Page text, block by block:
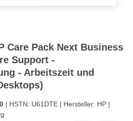
Care Pack Next Business
Support -
- Arbeitszeit und
| HSTN: U61DTE | Hersteller: HP |